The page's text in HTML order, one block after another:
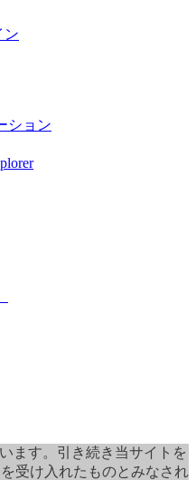
ン
ション
ます。引き続き当サイトを
受け入れたものとみなされ